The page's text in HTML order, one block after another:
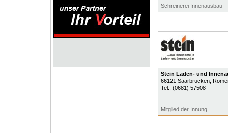
Schreinerei Innenausbau
Stein Laden- und
66121 Saarbrücken,
Tel.: (0681) 57508
Mitglied der Innung